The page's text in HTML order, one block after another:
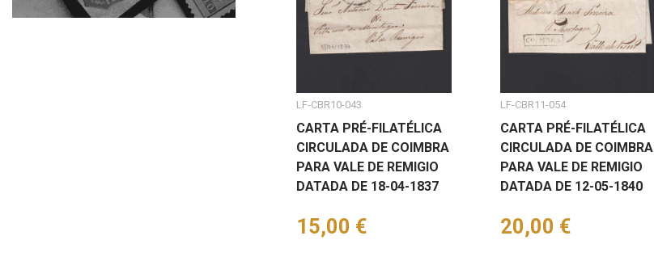
LF-CBR10-043
CARTA PRÉ-FILATÉLICA
CIRCULADA DE COIMBRA
PARA VALE DE REMIGIO
DATADA DE 18-04-1837
Preço
15,00 €
LF-CBR11-054
CARTA PRÉ-FILATÉLICA
CIRCULADA DE COIMBRA
PARA VALE DE REMIGIO
DATADA DE 12-05-1840
Preço
20,00 €